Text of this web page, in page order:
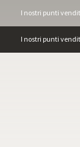
I nostri punti
I nostri punti